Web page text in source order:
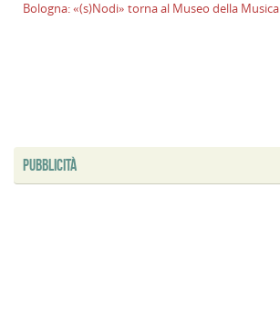
Bologna: «(s)Nodi» torna al Museo della Musica
PUBBLICITÀ